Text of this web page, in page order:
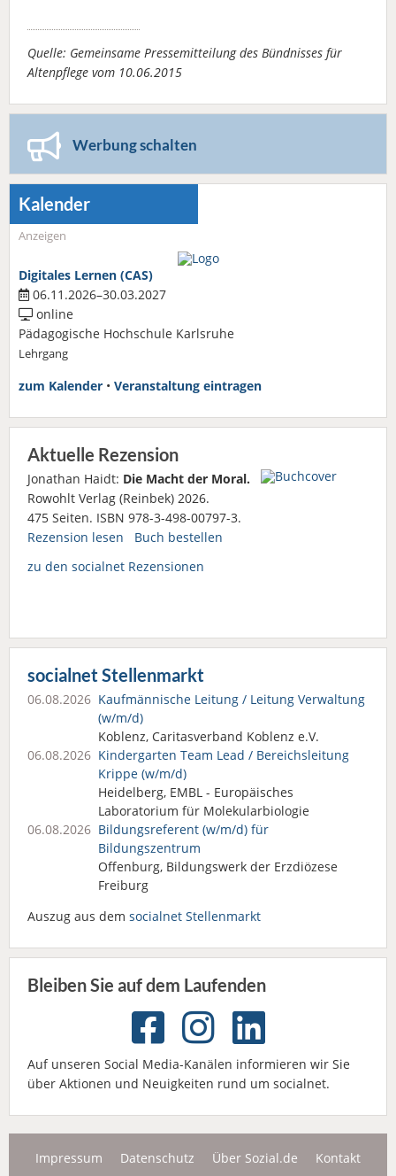
Quelle: Gemeinsame Pressemitteilung des Bündnisses für
Altenpflege vom 10.06.2015
Werbung schalten
Kalender
Anzeigen
Digitales Lernen (CAS)
06.11.2026–30.03.2027
online
Pädagogische Hochschule Karlsruhe
Lehrgang
zum Kalender • Veranstaltung eintragen
Aktuelle Rezension
Jonathan Haidt: Die Macht der Moral.
Rowohlt Verlag (Reinbek) 2026.
475 Seiten. ISBN 978-3-498-00797-3.
Rezension lesen
Buch bestellen
zu den socialnet Rezensionen
socialnet Stellenmarkt
06.08.2026 Kaufmännische Leitung / Leitung Verwaltung
(w/m/d)
Koblenz, Caritasverband Koblenz e.V.
06.08.2026 Kindergarten Team Lead / Bereichsleitung
Krippe (w/m/d)
Heidelberg, EMBL - Europäisches
Laboratorium für Molekularbiologie
06.08.2026 Bildungsreferent (w/m/d) für
Bildungszentrum
Offenburg, Bildungswerk der Erzdiözese
Freiburg
Auszug aus dem socialnet Stellenmarkt
Bleiben Sie auf dem Laufenden
Auf unseren Social Media-Kanälen informieren wir Sie
über Aktionen und Neuigkeiten rund um socialnet.
Impressum Datenschutz Über Sozial.de Kontakt